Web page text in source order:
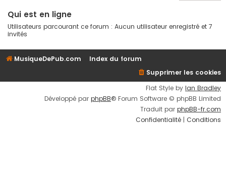
Qui est en ligne
Utilisateurs parcourant ce forum : Aucun utilisateur enregistré et 7
invités
MusiqueDePub.com
Index du forum
Supprimer les cookies
Flat Style by Ian Bradley
Développé par phpBB® Forum Software © phpBB Limited
Traduit par phpBB-fr.com
Confidentialité
Conditions